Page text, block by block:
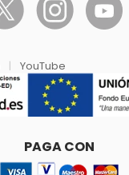
| YouTube
PAGA CON